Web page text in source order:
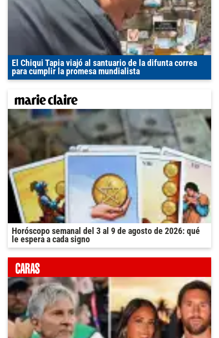
El Chiqui Tapia viajó al santuario de la difunta correa
para cumplir la promesa mundialista
Horóscopo semanal del 3 al 9 de agosto de 2026: qué
le espera a cada signo